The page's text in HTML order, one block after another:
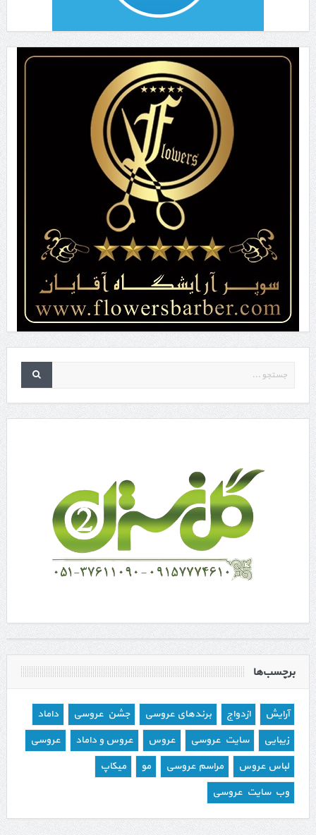
برچسب‌ها
آرایش ازدواج برندهای عروسی جشن عروسی
داماد
زیبایی
سایت عروسی عروس عروس و داماد
عروسی
لباس عروس
مراسم عروسی مو
میکاپ
وب سایت عروسی